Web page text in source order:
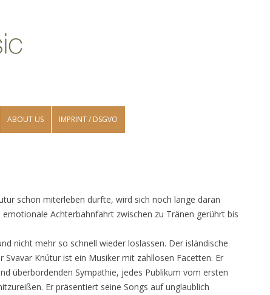
ABOUT US IMPRINT / DSGVO
schon miterleben durfte, wird sich noch lange daran
Achterbahnfahrt zwischen zu Tränen gerührt bis
nicht mehr so schnell wieder loslassen. Der isländische
Svavar Knútur ist ein Musiker mit zahllosen Facetten. Er
überbordenden Sympathie, jedes Publikum vom ersten
Er präsentiert seine Songs auf unglaublich